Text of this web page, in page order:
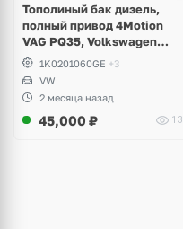
Тополиный бак дизель,
полный привод 4Motion
VAG PQ35, Volkswagen
Scirocco, Golf V, VI, Skoda
Yeti, Octavia A5, Superb,
Audi A3, Seat Altea
1K0201060GE +3
VW
2 месяца назад
45,000 ₽